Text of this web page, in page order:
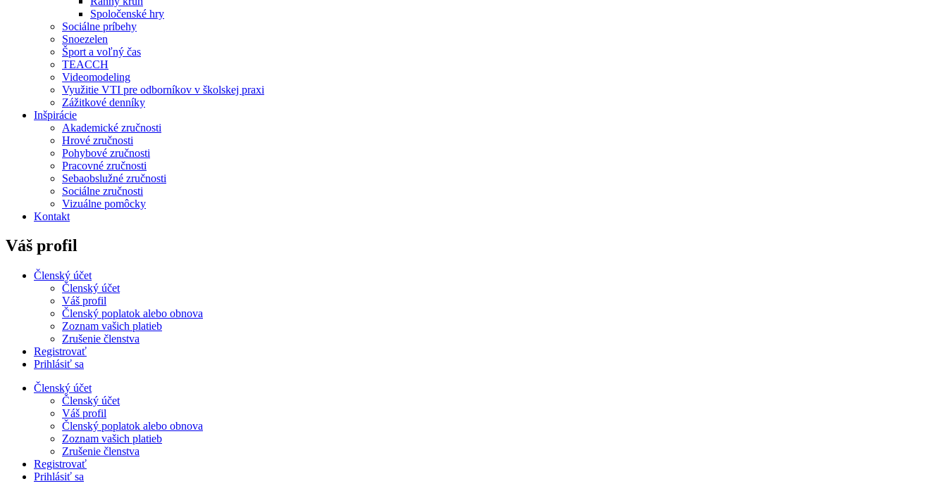
Spoločenské hry
Sociálne príbehy
Snoezelen
Šport a voľný čas
TEACCH
Videomodeling
Využitie VTI pre odborníkov v školskej praxi
Zážitkové denníky
Inšpirácie
Akademické zručnosti
Hrové zručnosti
Pohybové zručnosti
Pracovné zručnosti
Sebaobslužné zručnosti
Sociálne zručnosti
Vizuálne pomôcky
Kontakt
Váš profil
Členský účet
Členský účet
Váš profil
Členský poplatok alebo obnova
Zoznam vašich platieb
Zrušenie členstva
Registrovať
Prihlásiť sa
Členský účet
Členský účet
Váš profil
Členský poplatok alebo obnova
Zoznam vašich platieb
Zrušenie členstva
Registrovať
Prihlásiť sa